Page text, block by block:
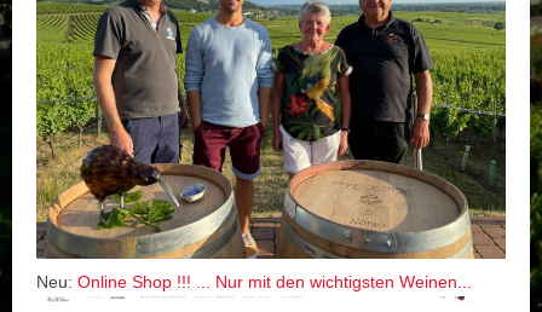
Neu:Online Shop !!! ... Nur mit den wichtigsten Weinen...